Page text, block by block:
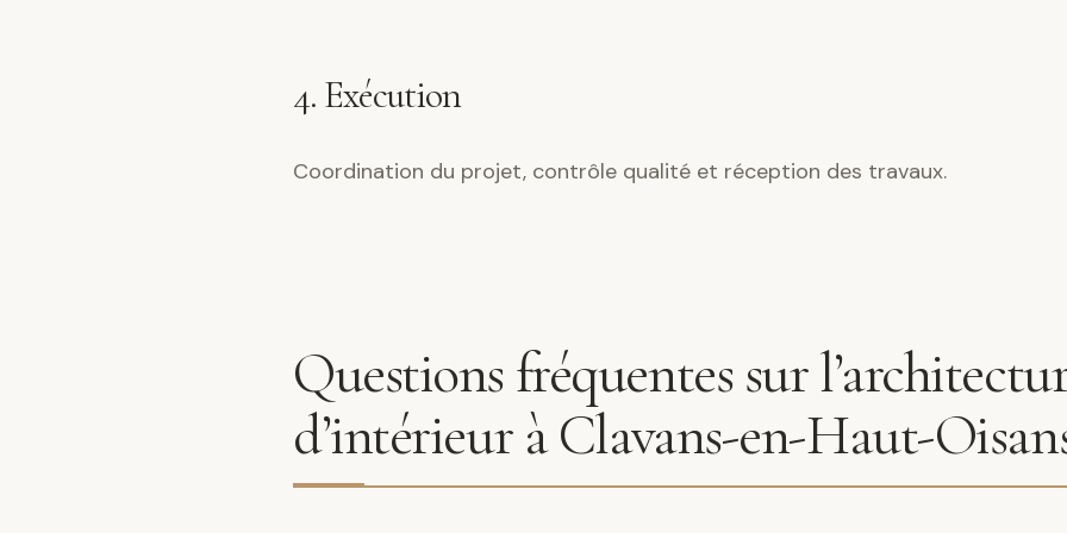
4. Exécution
Coordination du projet, contrôle qualité et réception des travaux.
Questions fréquentes sur
d’intérieur à Clavans-en-Haut-